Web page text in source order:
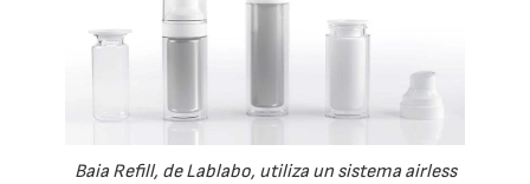
Baia Refill, de Lablabo, utiliza un sistema airless